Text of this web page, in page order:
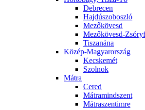
Debrecen
Hajdúszoboszló
Mezőkövesd
Mezőkövesd-
Tiszanána
Közép-Magyarország
Kecskemét
Szolnok
Mátra
Cered
Mátramindszent
Mátraszentimre